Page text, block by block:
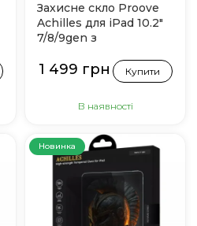
Захисне скло Proove
Achilles для iPad 10.2"
7/8/9gen з
1 499 грн Купити
В наявності
Новинка